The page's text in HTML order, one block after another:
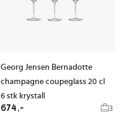
Georg Jensen Bernadotte
champagne coupeglass 20 cl
6 stk krystall
674,- 3